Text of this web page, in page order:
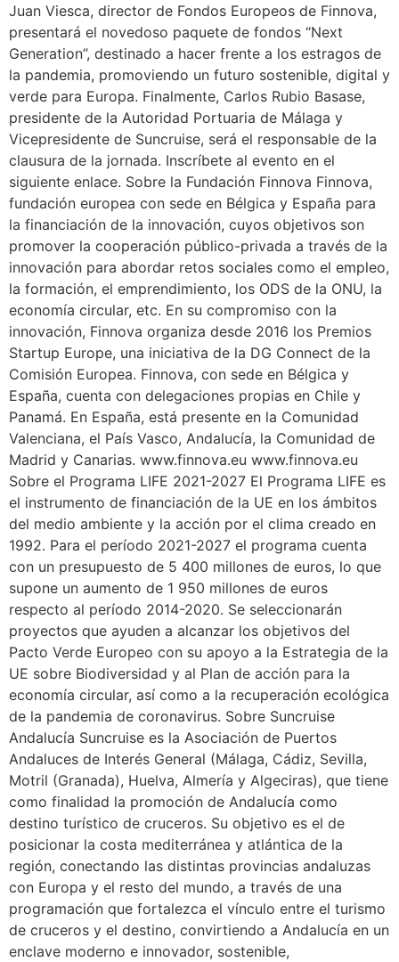
Juan Viesca, director de Fondos Europeos de Finnova,
presentará el novedoso paquete de fondos “Next
Generation”, destinado a hacer frente a los estragos de
la pandemia, promoviendo un futuro sostenible, digital y
verde para Europa. Finalmente, Carlos Rubio Basase,
presidente de la Autoridad Portuaria de Málaga y
Vicepresidente de Suncruise, será el responsable de la
clausura de la jornada. Inscríbete al evento en el
siguiente enlace. Sobre la Fundación Finnova Finnova,
fundación europea con sede en Bélgica y España para
la financiación de la innovación, cuyos objetivos son
promover la cooperación público-privada a través de la
innovación para abordar retos sociales como el empleo,
la formación, el emprendimiento, los ODS de la ONU, la
economía circular, etc. En su compromiso con la
innovación, Finnova organiza desde 2016 los Premios
Startup Europe, una iniciativa de la DG Connect de la
Comisión Europea. Finnova, con sede en Bélgica y
España, cuenta con delegaciones propias en Chile y
Panamá. En España, está presente en la Comunidad
Valenciana, el País Vasco, Andalucía, la Comunidad de
Madrid y Canarias. www.finnova.eu www.finnova.eu
Sobre el Programa LIFE 2021-2027 El Programa LIFE es
el instrumento de financiación de la UE en los ámbitos
del medio ambiente y la acción por el clima creado en
1992. Para el período 2021-2027 el programa cuenta
con un presupuesto de 5 400 millones de euros, lo que
supone un aumento de 1 950 millones de euros
respecto al período 2014-2020. Se seleccionarán
proyectos que ayuden a alcanzar los objetivos del
Pacto Verde Europeo con su apoyo a la Estrategia de la
UE sobre Biodiversidad y al Plan de acción para la
economía circular, así como a la recuperación ecológica
de la pandemia de coronavirus. Sobre Suncruise
Andalucía Suncruise es la Asociación de Puertos
Andaluces de Interés General (Málaga, Cádiz, Sevilla,
Motril (Granada), Huelva, Almería y Algeciras), que tiene
como finalidad la promoción de Andalucía como
destino turístico de cruceros. Su objetivo es el de
posicionar la costa mediterránea y atlántica de la
región, conectando las distintas provincias andaluzas
con Europa y el resto del mundo, a través de una
programación que fortalezca el vínculo entre el turismo
de cruceros y el destino, convirtiendo a Andalucía en un
enclave moderno e innovador, sostenible,